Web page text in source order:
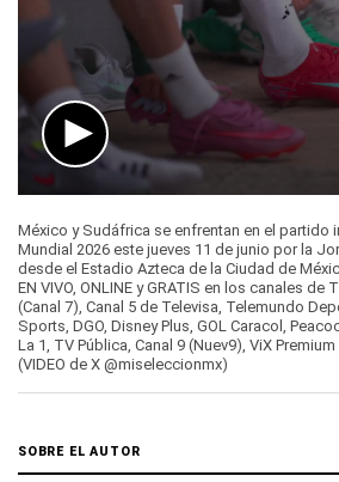
seconds
of
1
minute,
30
seconds
México y Sudáfrica se enfrentan en el partido
Mundial 2026 este jueves 11 de junio por la
desde el Estadio Azteca de la Ciudad de
EN VIVO, ONLINE y GRATIS en los canales de
(Canal 7), Canal 5 de Televisa, Telemundo
Sports, DGO, Disney Plus, GOL Caracol,
La 1, TV Pública, Canal 9 (Nuev9), ViX
(VIDEO de X @miseleccionmx)
SOBRE EL AUTOR